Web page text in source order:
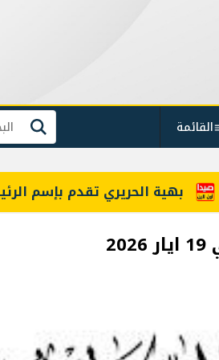
القائمة بحث
بهية الحريري تقدم بإسم الرئيس